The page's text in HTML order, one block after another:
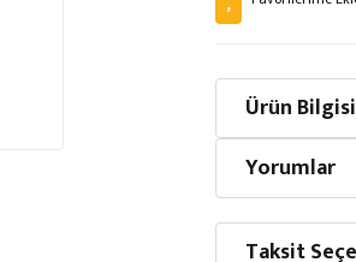
Ürün Bilgisi
Yorumlar
Taksit